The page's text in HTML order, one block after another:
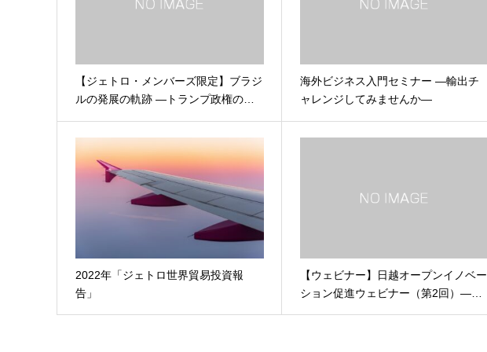
【ジェトロ・メンバーズ限定】ブラジ
ルの発展の軌跡 ―トランプ政権の…
海外ビジネス入門セミナー ―輸出チ
ャレンジしてみませんか―
2022年「ジェトロ世界貿易投資報
告」
【ウェビナー】日越オープンイノベー
ション促進ウェビナー（第2回）―…